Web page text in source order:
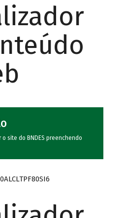
site do BNDES preenchendo